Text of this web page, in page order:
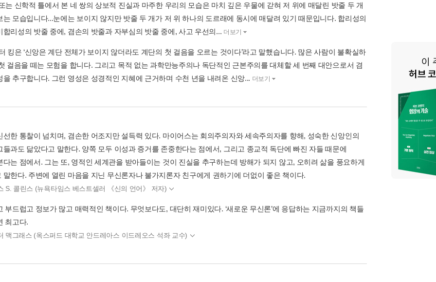
는 신학적 틀에서 본 네 쌍의 상보적 진실과 마주한 우리의 모습은 마치 깊은 우물에 갇혀 저 위에 매달린 밧줄 두 개
는 모습입니다...눈에는 보이지 않지만 밧줄 두 개가 저 위 하나의 도르래에 동시에 매달려 있기 때문입니다. 합리성의
합리성의 밧줄 중에, 겸손의 밧줄과 자부심의 밧줄 중에, 사고 우선의... 더보기
킹은 ‘신앙은 계단 전체가 보이지 않더라도 계단의 첫 걸음을 오르는 것이다’라고 말했습니다. 많은 사람이 불확실하
걸음을 떼는 모험을 합니다. 그리고 목적 없는 과학만능주의나 독단적인 근본주의를 대체할 세 번째 대안으로서 겸
을 추구합니다. 그런 영성은 성경적인 지혜에 근거하며 수천 년을 내려온 신앙... 더보기
선한 통찰이 넘치며, 겸손한 어조지만 설득력 있다. 마이어스는 회의주의자와 세속주의자를 향해, 성숙한 신앙인의
들과도 닮았다고 말한다. 양쪽 모두 이성과 증거를 존중한다는 점에서, 그리고 종교적 독단에 빠진 자들 때문에
다는 점에서. 그는 또, 영적인 세계관을 받아들이는 것이 진실을 추구하는데 방해가 되지 않고, 오히려 삶을 풍요하게
말한다. 주변에 열린 마음을 지닌 무신론자나 불가지론자 친구에게 권하기에 더없이 좋은 책이다.
S. 콜린스 (뉴욕타임스 베스트셀러 《신의 언어》 저자)
부드럽고 정보가 많고 매력적인 책이다. 무엇보다도, 대단히 재미있다. ‘새로운 무신론’에 응답하는 지금까지의 책들
최고다.
맥그래스 (옥스퍼드 대학교 안드레아스 이드레오스 석좌 교수)